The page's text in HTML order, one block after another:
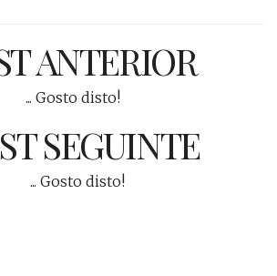
ANTERIOR
... Gosto disto!
SEGUINTE
... Gosto disto!